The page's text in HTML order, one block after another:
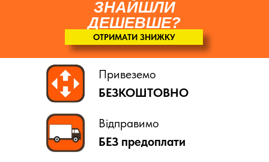
ЗНАЙШЛИ
ДЕШЕВШЕ?
ОТРИМАТИ ЗНИЖКУ
Відправимо
БЕЗ предоплати
Привеземо
БЕЗКОШТОВНО